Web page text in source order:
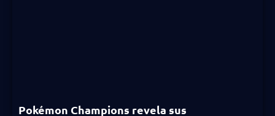
Pokémon Champions revela sus